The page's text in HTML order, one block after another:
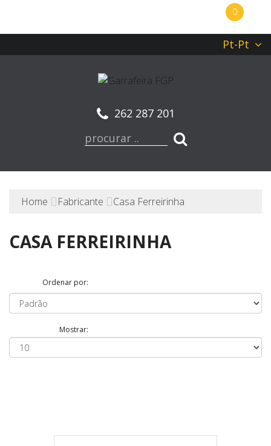
0
Pt-Pt
262 287 201
Home Fabricante Casa Ferreirinha
CASA FERREIRINHA
Ordenar por:
Mostrar: